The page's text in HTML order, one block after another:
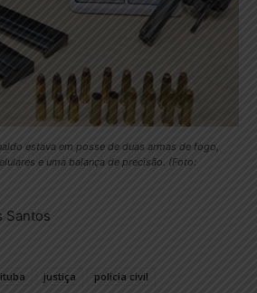
estava em posse de duas armas de fogo,
e uma balança de precisão. (Foto:
Santos
justiça
policia civil